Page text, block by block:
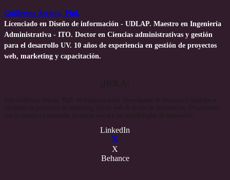
Guillermo Arrioja, Phd.
Licenciado en Diseño de información - UDLAP. Maestro en Ingeniería
Administrativa - ITO. Doctor en Ciencias administrativas y gestión
para el desarrollo UV. 10 años de experiencia en gestión de proyectos
web, marketing y capacitación.
LinkedIn
X
Behance